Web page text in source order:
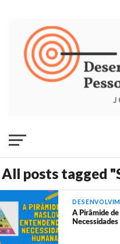
All posts tagged
A Pirâmide